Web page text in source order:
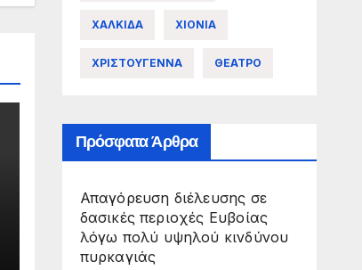
ΧΑΛΚΙΔΑ ΧΙΟΝΙΑ
ΧΡΙΣΤΟΥΓΕΝΝΑ ΘΕΑΤΡΟ
Πρόσφατα Άρθρα
Απαγόρευση διέλευσης σε
δασικές περιοχές Ευβοίας
λόγω πολύ υψηλού κινδύνου
πυρκαγιάς